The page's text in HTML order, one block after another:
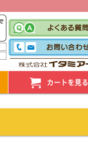
カートを見る